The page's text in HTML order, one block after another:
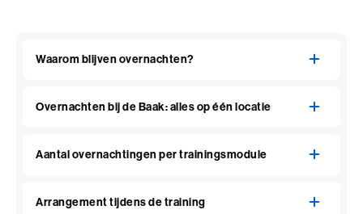
Waarom blijven overnachten?
Overnachten bij de Baak: alles op één locatie
Aantal overnachtingen per trainingsmodule
Arrangement tijdens de training